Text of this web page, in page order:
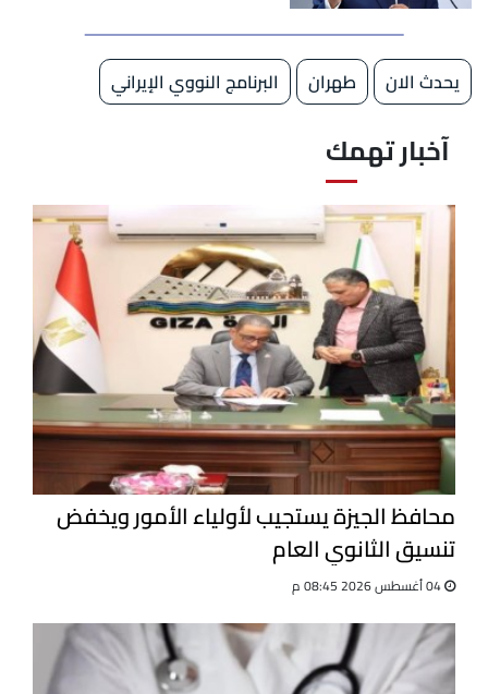
يحدث الان طهران البرنامج النووي الإيراني
آخبار تهمك
محافظ الجيزة يستجيب لأولياء الأمور ويخفض
تنسيق الثانوي العام